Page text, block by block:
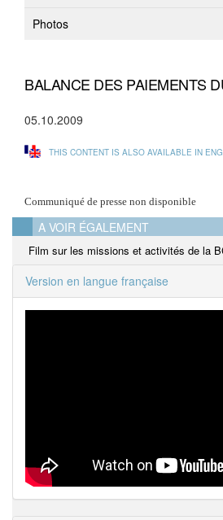
Photos
BALANCE DES PAIEMENTS
05.10.2009
THIS CONTENT IS ALSO AVAILABLE IN
Communiqué de presse non disponible
A VOIR ÉGALEMENT
Film sur les missions et activités de la
Version en langue française